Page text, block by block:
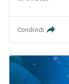
Condividi